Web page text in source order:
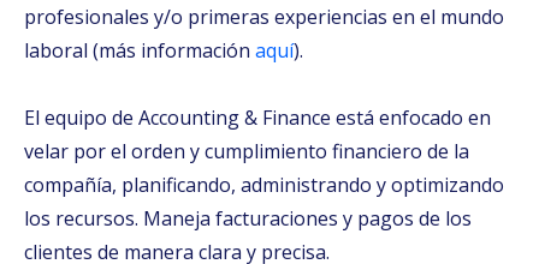
profesionales y/o primeras experiencias en el mundo
laboral (más información aquí).
El equipo de Accounting & Finance está enfocado en
velar por el orden y cumplimiento financiero de la
compañía, planificando, administrando y optimizando
los recursos. Maneja facturaciones y pagos de los
clientes de manera clara y precisa.